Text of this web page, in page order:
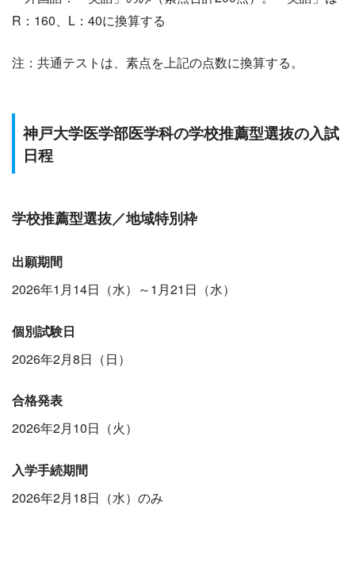
R：160、L：40に換算する
注：共通テストは、素点を上記の点数に換算する。
神戸大学医学部医学科の学校推薦型選抜の入試
日程
学校推薦型選抜／地域特別枠
出願期間
2026年1月14日（水）～1月21日（水）
個別試験日
2026年2月8日（日）
合格発表
2026年2月10日（火）
入学手続期間
2026年2月18日（水）のみ